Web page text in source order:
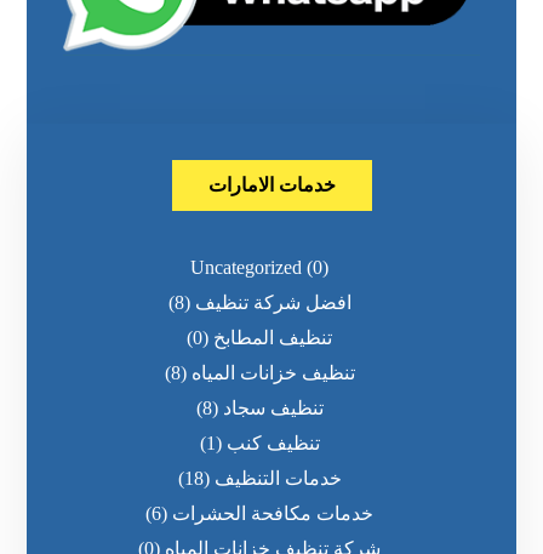
خدمات الامارات
Uncategorized (0)
افضل شركة تنظيف (8)
تنظيف المطابخ (0)
تنظيف خزانات المياه (8)
تنظيف سجاد (8)
تنظيف كنب (1)
خدمات التنظيف (18)
خدمات مكافحة الحشرات (6)
شركة تنظيف خزانات المياه (0)